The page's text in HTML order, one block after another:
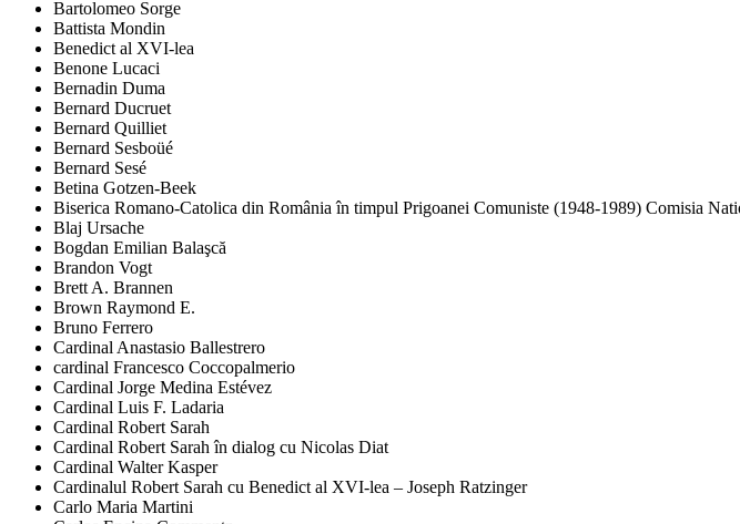
Bartolomeo Sorge
Battista Mondin
Benedict al XVI-lea
Benone Lucaci
Bernadin Duma
Bernard Ducruet
Bernard Quilliet
Bernard Sesboüé
Bernard Sesé
Betina Gotzen-Beek
Biserica Romano-Catolica din România în timpul Prigoanei Comuniste (1948-1989) Comisia
Blaj Ursache
Bogdan Emilian Balaşcă
Brandon Vogt
Brett A. Brannen
Brown Raymond E.
Bruno Ferrero
Cardinal Anastasio Ballestrero
cardinal Francesco Coccopalmerio
Cardinal Jorge Medina Estévez
Cardinal Luis F. Ladaria
Cardinal Robert Sarah
Cardinal Robert Sarah în dialog cu Nicolas Diat
Cardinal Walter Kasper
Cardinalul Robert Sarah cu Benedict al XVI-lea – Joseph Ratzinger
Carlo Maria Martini